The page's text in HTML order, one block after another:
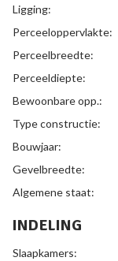
Ligging:
Perceeloppervlakte:
Perceelbreedte:
Perceeldiepte:
Bewoonbare opp.:
Type constructie:
Bouwjaar:
Gevelbreedte:
Algemene staat:
INDELING
Slaapkamers: